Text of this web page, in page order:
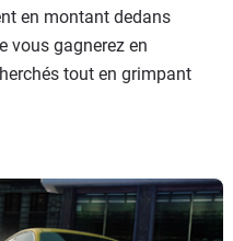
en montant dedans
vous gagnerez en
tout en grimpant